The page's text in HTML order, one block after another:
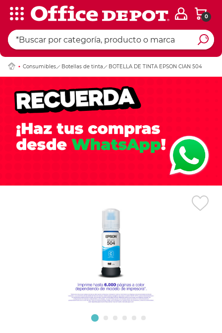
0
Consumibles Botellas de tinta BOTELLA DE TINTA EPSON CIAN 504
Ingresar Codigo